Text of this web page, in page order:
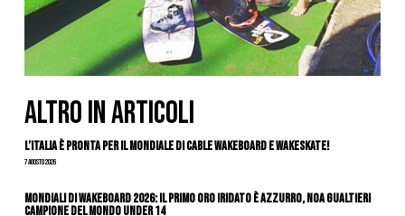
ALTRO IN ARTICOLI
L’Italia è pronta per il Mondiale di Cable Wakeboard e Wakeskate!
7 Agosto 2026
Mondiali di Wakeboard 2026: il primo oro iridato è azzurro, Noa Gualtieri
campione del mondo Under 14